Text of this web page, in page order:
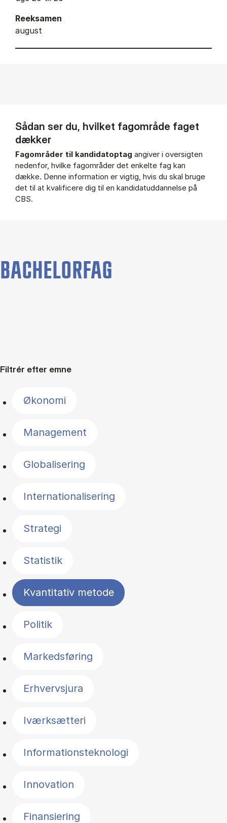
Reeksamen
august
Sådan ser du, hvilket fagområde faget
dækker
Fagområder til kandidatoptag angiver i oversigten
nedenfor, hvilke fagområder det enkelte fag kan
dække. Denne information er vigtig, hvis du skal bruge
det til at kvalificere dig til en kandidatuddannelse på
CBS.
BACHELORFAG
Filtrér efter emne
Økonomi
Management
Globalisering
Internationalisering
Strategi
Statistik
Kvantitativ metode
Politik
Markedsføring
Erhvervsjura
Iværksætteri
Informationsteknologi
Innovation
Finansiering